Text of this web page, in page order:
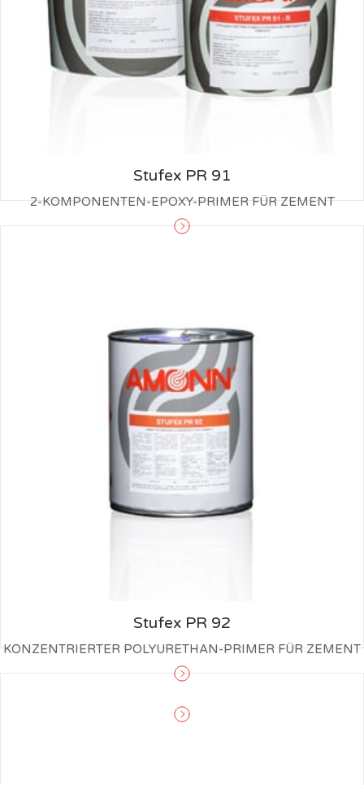
Stufex PR 91
2-KOMPONENTEN-EPOXY-PRIMER FÜR ZEMENT
Stufex PR 92
KONZENTRIERTER POLYURETHAN-PRIMER FÜR ZEMENT